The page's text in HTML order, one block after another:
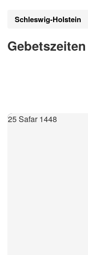
Schleswig-Holstein
25 Safar 1448